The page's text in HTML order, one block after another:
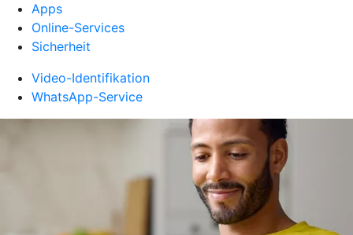
Apps
Online-Services
Sicherheit
Video-Identifikation
WhatsApp-Service